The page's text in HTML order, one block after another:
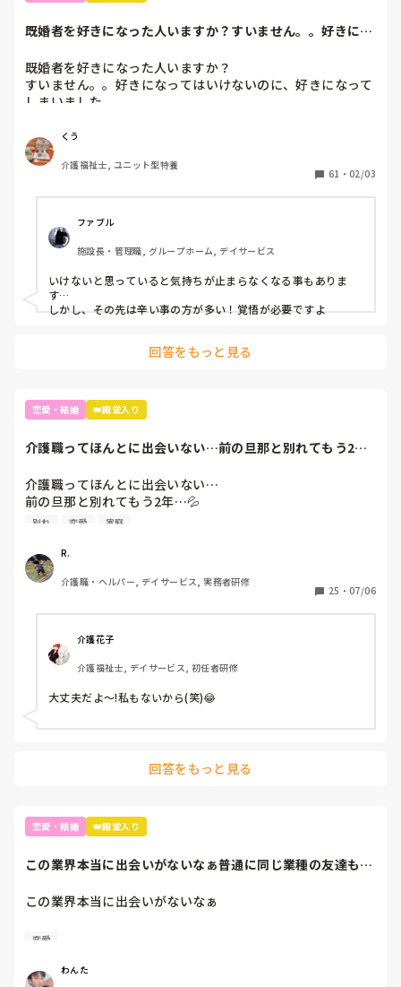
既婚者を好きになった人いますか？すいません。。好きにな
既婚者を好きになった人いますか？
すいません。。好きになってはいけないのに、好きになって
しまいました。。
くう
介護福祉士, ユニット型特養
61 ・ 02/03
ファブル
施設長・管理職, グループホーム, デイサービス
いけないと思っていると気持ちが止まらなくなる事もありま
す…
しかし、その先は辛い事の方が多い！覚悟が必要ですよ
回答をもっと見る
恋愛・結婚 👑殿堂入り
介護職ってほんとに出会いない…前の旦那と別れてもう2
介護職ってほんとに出会いない…
前の旦那と別れてもう2年…💦
シングルマザーって恋愛対象になるのかな…
別れ 恋愛 家庭
R.
介護職・ヘルパー, デイサービス, 実務者研修
25 ・ 07/06
介護花子
介護福祉士, デイサービス, 初任者研修
大丈夫だよ〜!私もないから(笑)😂
回答をもっと見る
恋愛・結婚 👑殿堂入り
この業界本当に出会いがないなぁ普通に同じ業種の友達も欲
この業界本当に出会いがないなぁ
普通に同じ業種の友達も欲しい😅
恋愛
わんた